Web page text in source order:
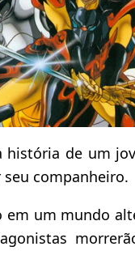
história de um
companheiro.
em um mundo